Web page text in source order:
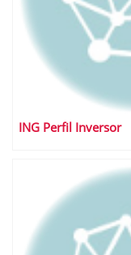
ING Perfil Inversor